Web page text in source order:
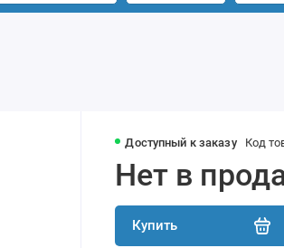
Доступный к заказу Код
Нет в
Купить